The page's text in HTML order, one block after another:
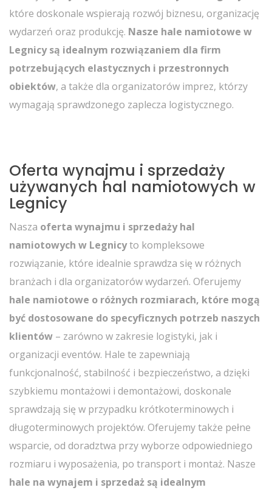
które doskonale wspierają rozwój biznesu, organizację
wydarzeń oraz produkcję. Nasze hale namiotowe w
Legnicy są idealnym rozwiązaniem dla firm
potrzebujących elastycznych i przestronnych
obiektów, a także dla organizatorów imprez, którzy
wymagają sprawdzonego zaplecza logistycznego.
Oferta wynajmu i sprzedaży
używanych hal namiotowych w
Legnicy
Nasza oferta wynajmu i sprzedaży hal
namiotowych w Legnicyto kompleksowe
rozwiązanie, które idealnie sprawdza się w różnych
branżach i dla organizatorów wydarzeń. Oferujemy
hale namiotowe o różnych rozmiarach, które mogą
być dostosowane do specyficznych potrzeb naszych
klientów – zarówno w zakresie logistyki, jak i
organizacji eventów. Hale te zapewniają
funkcjonalność, stabilność i bezpieczeństwo, a dzięki
szybkiemu montażowi i demontażowi, doskonale
sprawdzają się w przypadku krótkoterminowych i
długoterminowych projektów. Oferujemy także pełne
wsparcie, od doradztwa przy wyborze odpowiedniego
rozmiaru i wyposażenia, po transport i montaż. Nasze
hale na wynajem i sprzedaż są idealnym